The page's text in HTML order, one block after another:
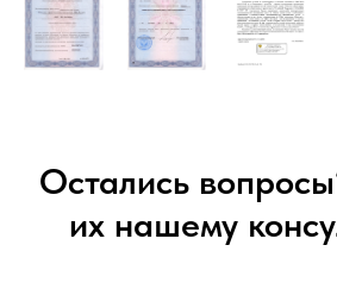
Остались
их нашему